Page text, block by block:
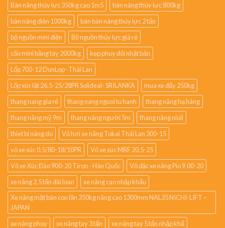
Bàn nâng thủy lực 350kg cao 1m5
bàn nâng thủy lực 800kg
bàn nâng điện 1000kg
bán bàn nâng thủy lực 2 tấn
bộ nguồn mini điện
Bộ nguồn thủy lực giá rẻ
cẩu mini bằng tay 2000kg
kẹp phuy đôi nhật bản
Lốp 700-12 DunLop- Thái Lan
Lốp xúc lật 26.5-25/28PR Solideal- SRILANKA
mua xe đẩy 250kg
thang nang gia rẻ
thang nang nguoi tu hanh
thang nâng hạ hàng
thang nâng mỹ 9m
thang nâng người 5m
thang nâng niuli
thiet bi nâng do
Vỏ hơi xe nâng Tokai Thái Lan 300-15
vỏ xe xúc 0.5/80-18/10PR
Vỏ xe xúc MRF 20.5-25
Vỏ xe Xúc Đào 900-20 Tiron - Hàn Quốc
Vỏ đặc xe nâng Pio 9.00-20
xe nâng 2.5 tấn đài loan
xe nâng cao nhập khẩu
Xe nâng mặt bàn con lăn 350kg nâng cao 1300mm NAL35 NICHI-LIFT –
JAPAN
xe nâng phuy
xe nâng tay 3 tấn
xe nâng tay 5 tấn nhập khẩ